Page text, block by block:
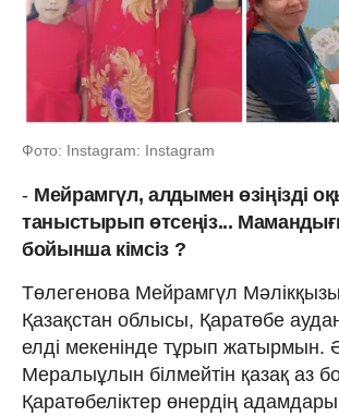
Фото: Instagram: Instagram
- Мейрамгүл, алдымен өзіңізді
таныстырып өтсеңіз...
бойынша кімсіз ?
Төлегенова Мейрамгүл
Қазақстан облысы, Қаратөбе
елді мекенінде тұрып жатырмын.
Мералыұлын білмейтін қазақ аз
Қаратөбеліктер өнердің